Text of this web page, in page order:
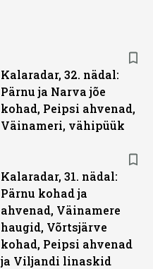
Kalaradar, 32. nädal:
Pärnu ja Narva jõe
kohad, Peipsi ahvenad,
Väinameri, vähipüük
Kalaradar, 31. nädal:
Pärnu kohad ja
ahvenad, Väinamere
haugid, Võrtsjärve
kohad, Peipsi ahvenad
ja Viljandi linaskid